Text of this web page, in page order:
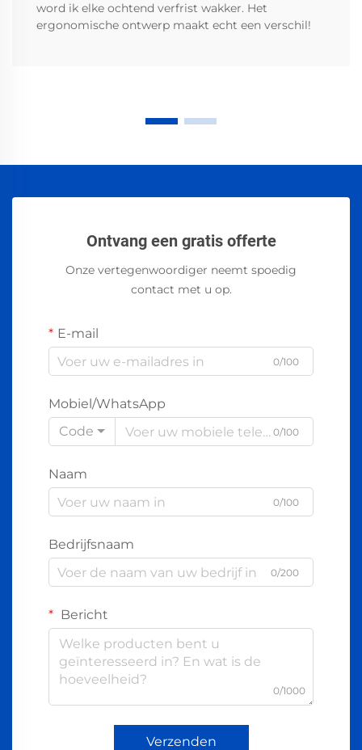
word ik elke ochtend verfrist wakker. Het
ergonomische ontwerp maakt echt een verschil!
Ontvang een gratis offerte
Onze vertegenwoordiger neemt spoedig
contact met u op.
E-mail
0/100
Mobiel/WhatsApp
Code
0/100
Naam
0/100
Bedrijfsnaam
0/200
Bericht
0/1000
Verzenden